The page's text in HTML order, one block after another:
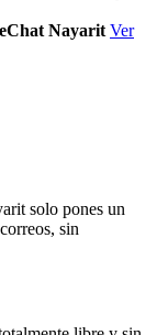
Nayarit Ver
solo pones un
sin